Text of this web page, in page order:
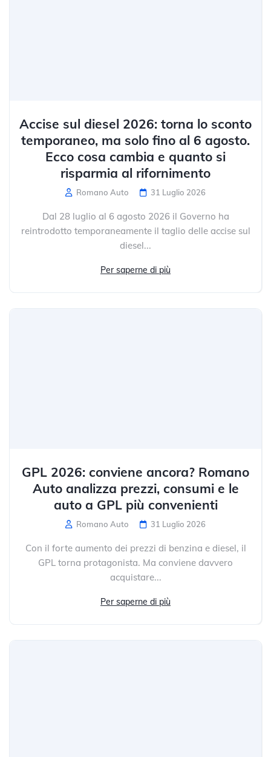
Accise sul diesel 2026: torna lo sconto
temporaneo, ma solo fino al 6 agosto.
Ecco cosa cambia e quanto si
risparmia al rifornimento
Romano Auto 31 Luglio 2026
Dal 28 luglio al 6 agosto 2026 il Governo ha
reintrodotto temporaneamente il taglio delle accise sul
diesel...
Per saperne di più
GPL 2026: conviene ancora? Romano
Auto analizza prezzi, consumi e le
auto a GPL più convenienti
Romano Auto 31 Luglio 2026
Con il forte aumento dei prezzi di benzina e diesel, il
GPL torna protagonista. Ma conviene davvero
acquistare...
Per saperne di più